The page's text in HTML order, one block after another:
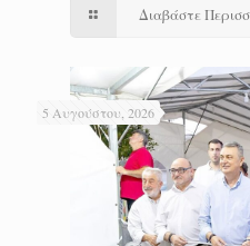
Διαβάστε
5 Αυγούστου, 2026